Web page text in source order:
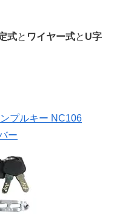
式と ワイヤー式と U字
プルキー NC106
ー